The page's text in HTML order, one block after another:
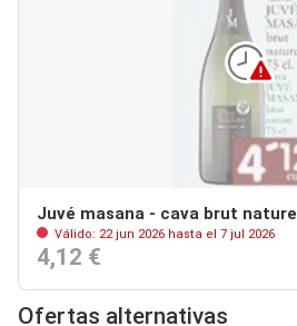
Juvé masana - cava brut nature
Válido: 22 jun 2026 hasta el 7 jul 2026
4,12 €
Ofertas alternativas